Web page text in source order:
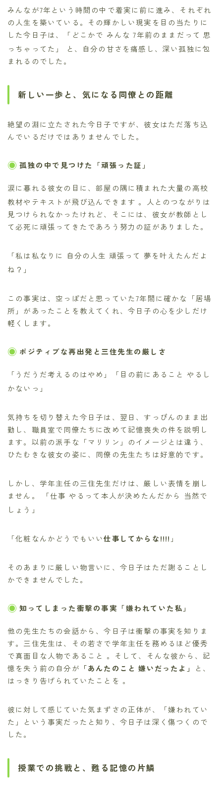
みんなが7年という時間の中で着実に前に進み、それぞれ
の人生を築いている。その輝かしい現実を目の当たりに
した今日子は、「どこかで みんな 7年前のままだって 思
っちゃってた」
と、自分の甘さを痛感し、深い孤独に包
まれるのでした。
新しい一歩と、気になる同僚との距離
絶望の淵に立たされた今日子ですが、彼女はただ落ち込
んでいるだけではありませんでした。
孤独の中で見つけた「頑張った証」
涙に暮れる彼女の目に、部屋の隅に積まれた大量の高校
教材やテキストが飛び込んできます 。人とのつながりは
見つけられなかったけれど、そこには、彼女が教師とし
て必死に頑張ってきたであろう努力の証がありました。
「私は私なりに 自分の人生 頑張って 夢を叶えたんだよ
ね？」
この事実は、空っぽだと思っていた7年間に確かな「居場
所」があったことを教えてくれ、今日子の心を少しだけ
軽くします。
ポジティブな再出発と三住先生の厳しさ
「うだうだ考えるのはやめ」「目の前にあること やるし
かないっ」
気持ちを切り替えた今日子は、翌日、すっぴんのまま出
勤し、職員室で同僚たちに改めて記憶喪失の件を説明し
ます。以前の派手な「マリリン」のイメージとは違う、
ひたむきな彼女の姿に、同僚の先生たちは好意的です。
しかし、学年主任の三住先生だけは、厳しい表情を崩し
ません。 「仕事 やるって本人が決めたんだから 当然で
しょう」
「化粧なんかどうでもいい仕事してからな!!!! 」
そのあまりに厳しい物言いに、今日子はただ謝ることし
かできませんでした。
知ってしまった衝撃の事実「嫌われていた私」
他の先生たちの会話から、今日子は衝撃の事実を知りま
す。三住先生は、その若さで学年主任を務めるほど優秀
で真面目な人物であること 。そして、そんな彼から、記
憶を失う前の自分が 「あんたのこと 嫌いだったよ」
と、
はっきり告げられていたことを 。
彼に対して感じていた気まずさの正体が、「嫌われてい
た」という事実だったと知り、今日子は深く傷つくので
した。
授業での挑戦と、甦る記憶の片鱗